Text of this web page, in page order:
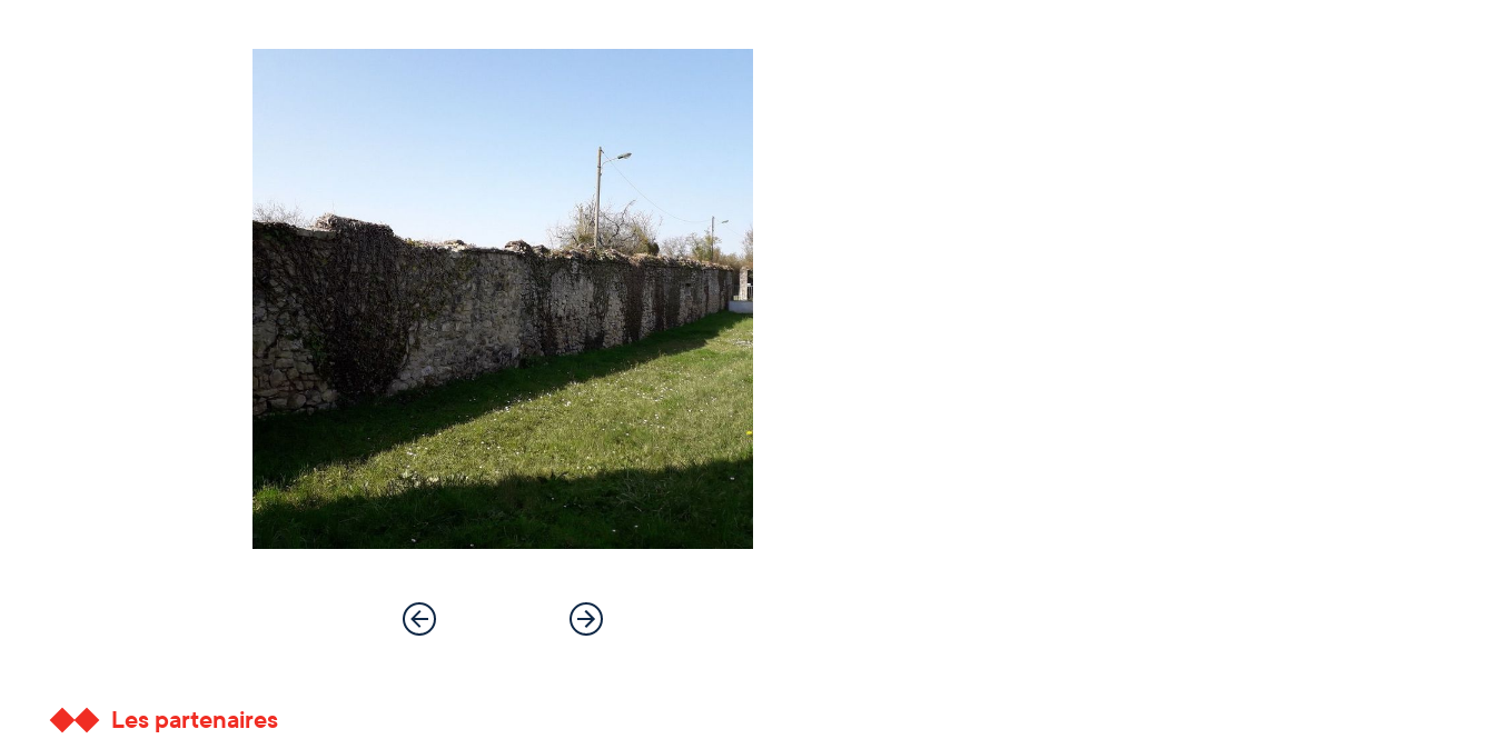
Les partenaires